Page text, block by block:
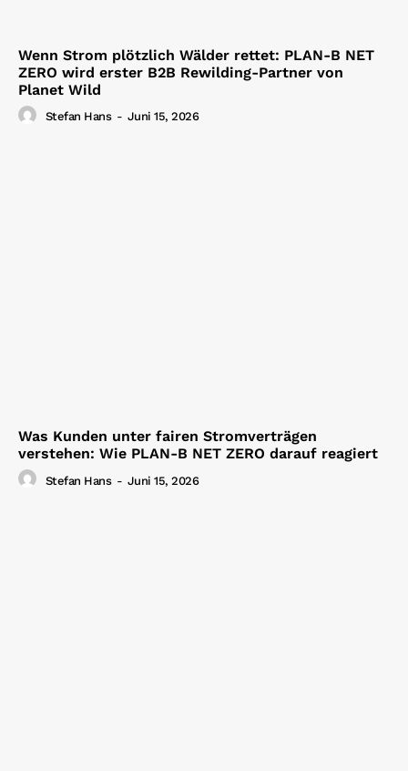
Wenn Strom plötzlich Wälder rettet: PLAN-B NET
ZERO wird erster B2B Rewilding-Partner von
Planet Wild
Stefan Hans - Juni 15, 2026
Was Kunden unter fairen Stromverträgen
verstehen: Wie PLAN-B NET ZERO darauf reagiert
Stefan Hans - Juni 15, 2026